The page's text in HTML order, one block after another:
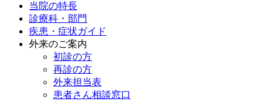
当院の特長
診療科・部門
疾患・症状ガイド
外来のご案内
初診の方
再診の方
外来担当表
患者さん相談窓口